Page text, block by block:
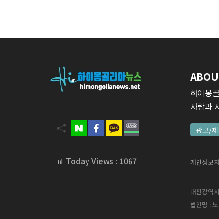
📊 Today Views : 1067
하이몽
사람과
광고/
개인정보
대전광역
법인명 :